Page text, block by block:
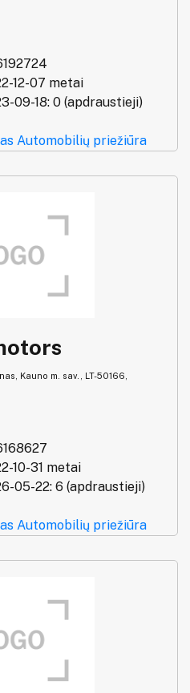
12-07 metai
09-18: 0 (apdraustieji)
Automobilių priežiūra
Kauno m. sav., LT-50166,
10-31 metai
05-22: 6 (apdraustieji)
Automobilių priežiūra